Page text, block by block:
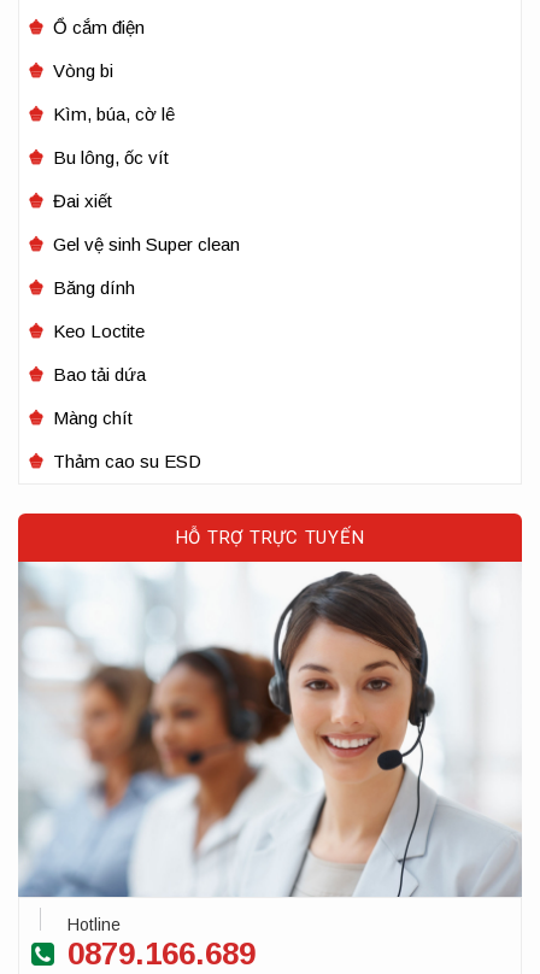
Ổ cắm điện
Vòng bi
Kìm, búa, cờ lê
Bu lông, ốc vít
Đai xiết
Gel vệ sinh Super clean
Băng dính
Keo Loctite
Bao tải dứa
Màng chít
Thảm cao su ESD
HỖ TRỢ TRỰC TUYẾN
Hotline
0879.166.689